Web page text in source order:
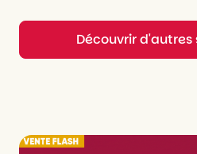
Découvrir